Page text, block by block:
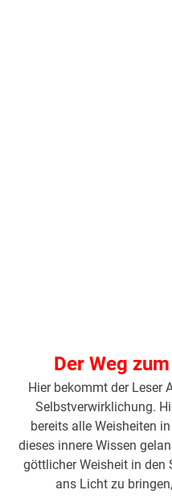
Der Weg
Hier bekommt der Leser
Selbstverwirklichung.
bereits alle Weisheiten
dieses innere Wissen
göttlicher Weisheit in den
ans Licht zu bringen,